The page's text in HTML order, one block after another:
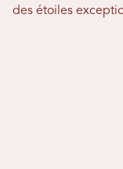
des étoiles